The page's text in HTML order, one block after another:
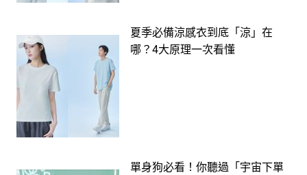
夏季必備涼感衣到底「涼」在
哪？4大原理一次看懂
單身狗必看！你聽過「宇宙下單